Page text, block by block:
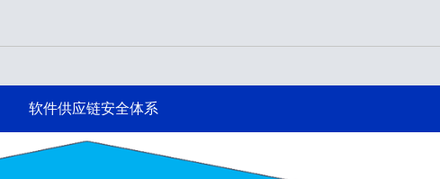
软件供应链安全体系